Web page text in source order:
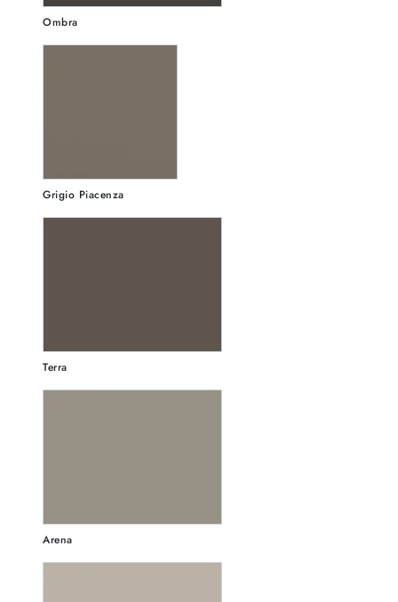
Ombra
Grigio Piacenza
Terra
Arena